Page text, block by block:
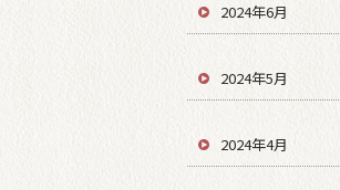
2024年6月
2024年5月
2024年4月